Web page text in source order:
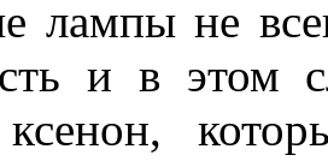
лампы не
и в этом